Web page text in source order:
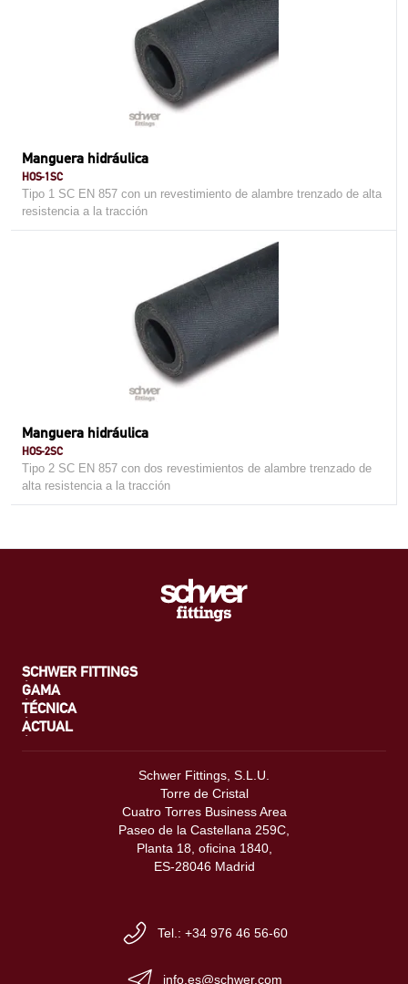
Manguera hidráulica
HOS-1SC
Tipo 1 SC EN 857 con un revestimiento de alambre trenzado de alta
resistencia a la tracción
Manguera hidráulica
HOS-2SC
Tipo 2 SC EN 857 con dos revestimientos de alambre trenzado de
alta resistencia a la tracción
SCHWER FITTINGS
GAMA
TÉCNICA
ACTUAL
Schwer Fittings, S.L.U.
Torre de Cristal
Cuatro Torres Business Area
Paseo de la Castellana 259C,
Planta 18, oficina 1840,
ES-28046 Madrid
Tel.: +34 976 46 56-60
info.es@schwer.com